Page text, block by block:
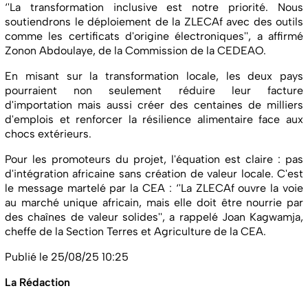
‘'La transformation inclusive est notre priorité. Nous
soutiendrons le déploiement de la ZLECAf avec des outils
comme les certificats d'origine électroniques'', a affirmé
Zonon Abdoulaye, de la Commission de la CEDEAO.
En misant sur la transformation locale, les deux pays
pourraient non seulement réduire leur facture
d'importation mais aussi créer des centaines de milliers
d'emplois et renforcer la résilience alimentaire face aux
chocs extérieurs.
Pour les promoteurs du projet, l'équation est claire : pas
d'intégration africaine sans création de valeur locale. C'est
le message martelé par la CEA : ‘'La ZLECAf ouvre la voie
au marché unique africain, mais elle doit être nourrie par
des chaînes de valeur solides'', a rappelé Joan Kagwamja,
cheffe de la Section Terres et Agriculture de la CEA.
Publié le 25/08/25 10:25
La Rédaction